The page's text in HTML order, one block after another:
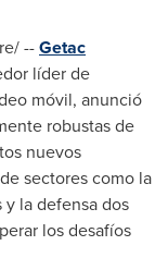
--Getac
líder de
móvil, anunció
robustas de
nuevos
sectores como la
la defensa dos
los desafíos